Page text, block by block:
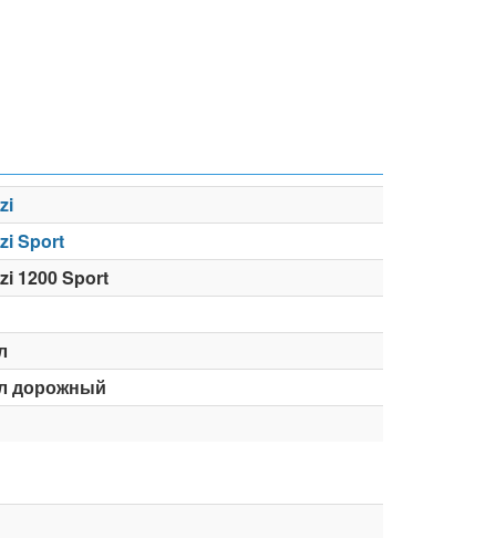
Sport
1200 Sport
дорожный